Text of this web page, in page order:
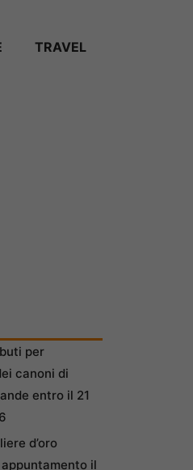
TRAVEL
per
canoni di
entro il 21
d’oro
il